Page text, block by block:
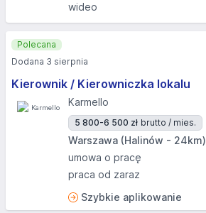
wideo
Kierownik / Kierowniczka lokalu
Karmello
5 800-6 500 zł brutto / mies.
Warszawa (Halinów - 24km)
umowa o pracę
praca od zaraz
Szybkie aplikowanie
Polecana
Dodana 3 sierpnia